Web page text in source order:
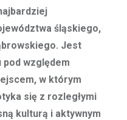
śląskiego,
Jest
względem
w którym
się z rozległymi
kulturą i aktywnym